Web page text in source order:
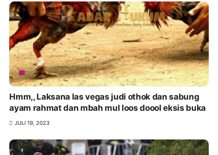
Hmm,, Laksana las vegas judi othok dan sabung
ayam rahmat dan mbah mul loos doool eksis buka
JULI 19, 2023